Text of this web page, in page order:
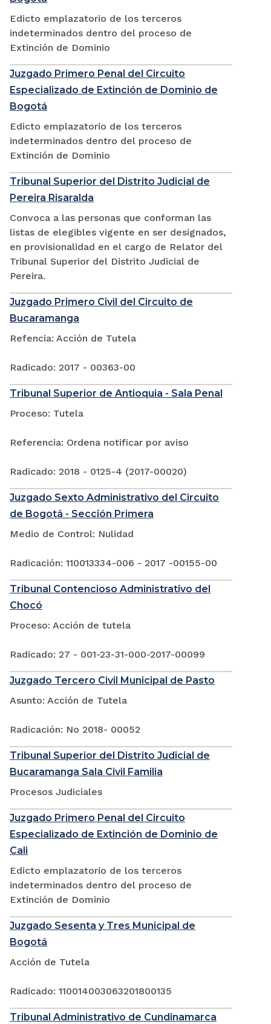
Edicto emplazatorio de los terceros
indeterminados dentro del proceso de
Extinción de Dominio
Juzgado Primero Penal del Circuito
Especializado de Extinción de Dominio de
Bogotá
Edicto emplazatorio de los terceros
indeterminados dentro del proceso de
Extinción de Dominio
Tribunal Superior del Distrito Judicial de
Pereira Risaralda
Convoca a las personas que conforman las
listas de elegibles vigente en ser designados,
en provisionalidad en el cargo de Relator del
Tribunal Superior del Distrito Judicial de
Pereira.
Juzgado Primero Civil del Circuito de
Bucaramanga
Refencia: Acción de Tutela
Radicado: 2017 - 00363-00
Tribunal Superior de Antioquia - Sala Penal
Proceso: Tutela
Referencia: Ordena notificar por aviso
Radicado: 2018 - 0125-4 (2017-00020)
Juzgado Sexto Administrativo del Circuito
de Bogotá - Sección Primera
Medio de Control: Nulidad
Radicación: 110013334-006 - 2017 -00155-00
Tribunal Contencioso Administrativo del
Chocó
Proceso: Acción de tutela
Radicado: 27 - 001-23-31-000-2017-00099
Juzgado Tercero Civil Municipal de Pasto
Asunto: Acción de Tutela
Radicación: No 2018- 00052
Tribunal Superior del Distrito Judicial de
Bucaramanga Sala Civil Familia
Procesos Judiciales
Juzgado Primero Penal del Circuito
Especializado de Extinción de Dominio de
Cali
Edicto emplazatorio de los terceros
indeterminados dentro del proceso de
Extinción de Dominio
Juzgado Sesenta y Tres Municipal de
Bogotá
Acción de Tutela
Radicado: 110014003063201800135
Tribunal Administrativo de Cundinamarca